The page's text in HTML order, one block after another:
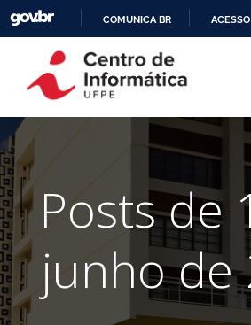
COMUNICA BR
Posts de
junho de